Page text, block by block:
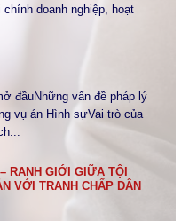
doanh nghiệp, hoạt
đầuNhững vấn đề pháp lý
vụ án Hình sựVai trò của
RANH GIỚI GIỮA TỘI
VỚI TRANH CHẤP DÂN